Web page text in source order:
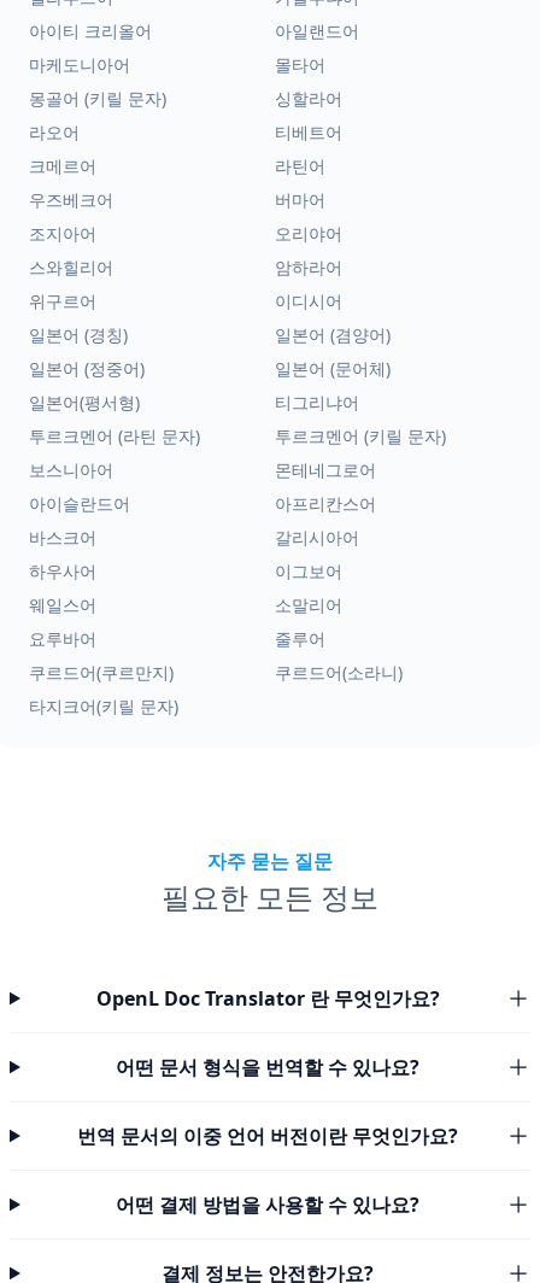
아이티 크리올어
아일랜드어
마케도니아어
몰타어
몽골어 (키릴 문자)
싱할라어
라오어
티베트어
크메르어
라틴어
우즈베크어
버마어
조지아어
오리야어
스와힐리어
암하라어
위구르어
이디시어
일본어 (경칭)
일본어 (겸양어)
일본어 (정중어)
일본어 (문어체)
일본어(평서형)
티그리냐어
투르크멘어 (라틴 문자)
투르크멘어 (키릴 문자)
보스니아어
몬테네그로어
아이슬란드어
아프리칸스어
바스크어
갈리시아어
하우사어
이그보어
웨일스어
소말리어
요루바어
줄루어
쿠르드어(쿠르만지)
쿠르드어(소라니)
타지크어(키릴 문자)
자주 묻는 질문
필요한 모든 정보
OpenL Doc Translator 란 무엇인가요?
어떤 문서 형식을 번역할 수 있나요?
번역 문서의 이중 언어 버전이란 무엇인가요?
어떤 결제 방법을 사용할 수 있나요?
결제 정보는 안전한가요?